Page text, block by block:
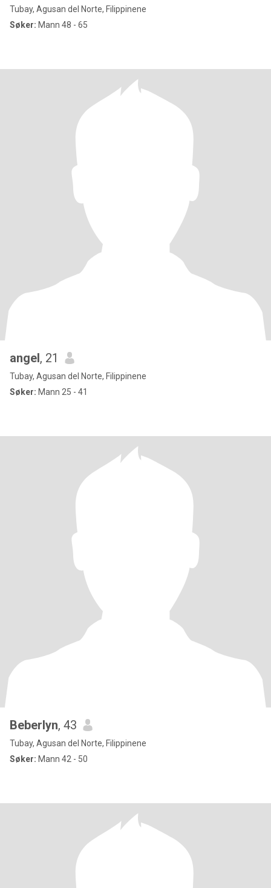
Tubay, Agusan del Norte, Filippinene
Søker: Mann 48 - 65
angel, 21
Tubay, Agusan del Norte, Filippinene
Søker: Mann 25 - 41
Beberlyn, 43
Tubay, Agusan del Norte, Filippinene
Søker: Mann 42 - 50